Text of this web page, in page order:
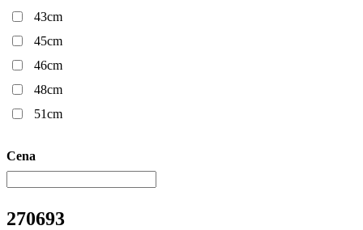
43cm
45cm
46cm
48cm
51cm
Cena
270693